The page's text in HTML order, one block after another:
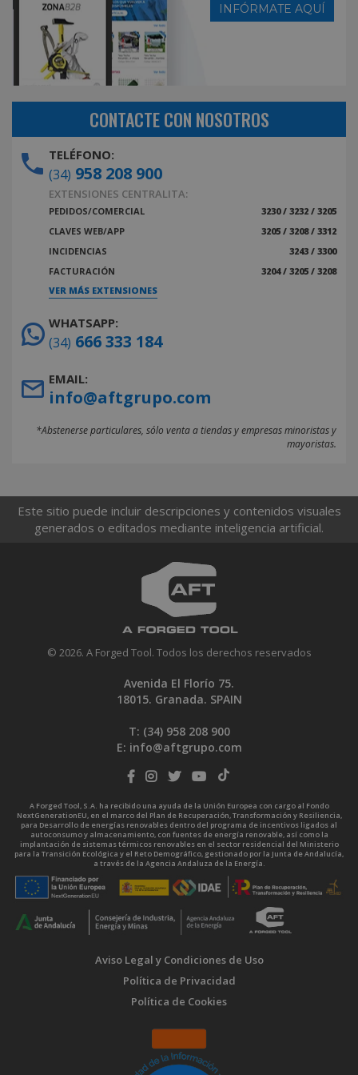
INFÓRMATE AQUÍ
CONTACTE CON NOSOTROS
TELÉFONO:
(34) 958 208 900
EXTENSIONES CENTRALITA:
PEDIDOS/COMERCIAL
3230 / 3232 / 3205
CLAVES WEB/APP
3205 / 3208 / 3312
INCIDENCIAS
3243 / 3300
FACTURACIÓN
3204 / 3205 / 3208
VER MÁS EXTENSIONES
WHATSAPP:
(34) 666 333 184
EMAIL:
info@aftgrupo.com
*Abstenerse particulares, sólo venta a tiendas y empresas minoristas y
mayoristas.
Este sitio puede incluir descripciones y contenidos visuales
generados o editados mediante inteligencia artificial.
© 2026. A Forged Tool. Todos los derechos reservados
Avenida El Florío 75.
18015. Granada. SPAIN
T: (34) 958 208 900
E: info@aftgrupo.com
A Forged Tool, S.A. ha recibido una ayuda de la Unión Europea con cargo al Fondo
NextGenerationEU, en el marco del Plan de Recuperación, Transformación y Resiliencia,
para Desarrollo de energías renovables dentro del programa de incentivos ligados al
autoconsumo y almacenamiento, con fuentes de energía renovable, así como la
implantación de sistemas térmicos renovables en el sector residencial del Ministerio
para la Transición Ecológica y el Reto Demográfico, gestionado por la Junta de Andalucía,
a través de la Agencia Andaluza de la Energía.
Aviso Legal y Condiciones de Uso
Política de Privacidad
Política de Cookies